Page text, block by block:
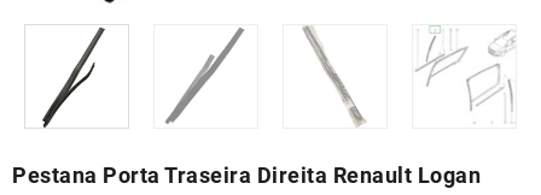
Pestana Porta Traseira Direita Renault Logan